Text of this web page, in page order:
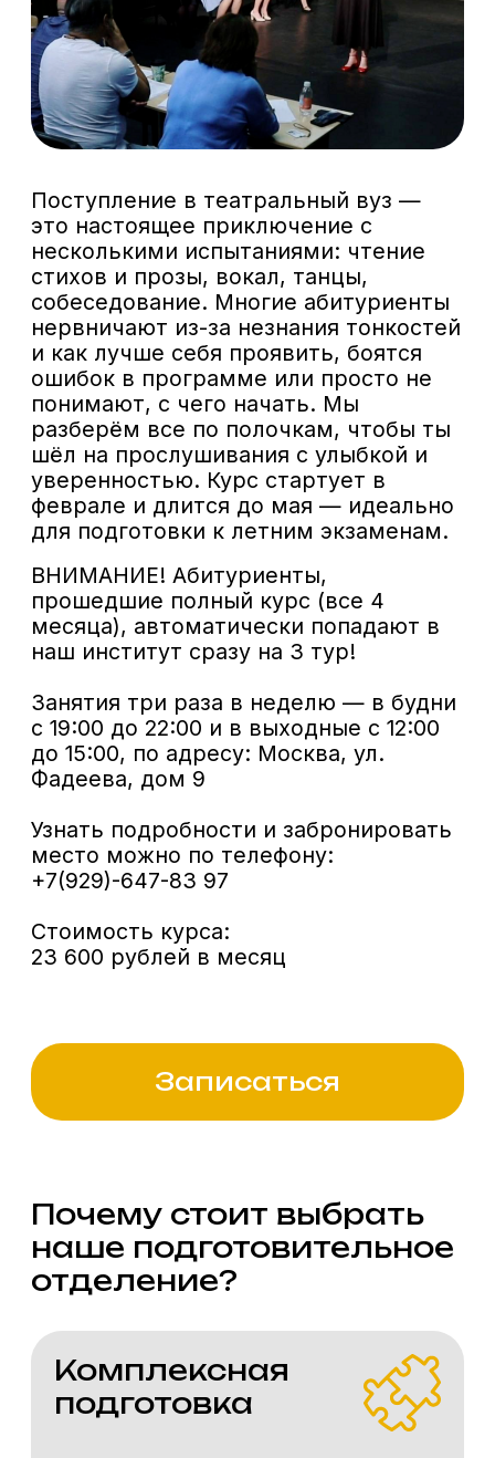
Узнать подробности и забронировать
место можно по телефону:
+7(929)-647-83 97
Стоимость курса:
23 600 рублей в месяц
Записаться
Почему стоит выбрать
наше подготовительное
отделение?
Интенсивные занятия по всем
необходимым дисциплинам:
актерскому мастерству,
сценической речи, вокалу и
Комплексная
подготовка
Вы изнутри узнаете, что ждет
приемная комиссия, и сможете
подготовиться без лишнего
стресса.
Знакомство
испытаний.
Опытные
педагоги
Ориентация
на результат
Мы не просто даем теорию, а
конкретные навыки для
дальнейшего поступления, учим
тому, что действительно
потребуется на экзаменах.